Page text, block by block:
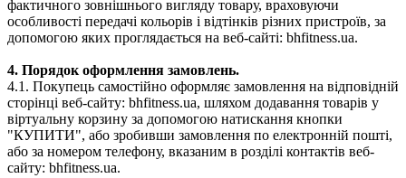
фактичного зовнішнього вигляду товару, враховуючи
особливості передачі кольорів і відтінків різних пристроїв, за
допомогою яких проглядається на веб-сайті: bhfitness.ua.
4. Порядок оформлення замовлень.
4.1. Покупець самостійно оформляє замовлення на відповідній
сторінці веб-сайту: bhfitness.ua, шляхом додавання товарів у
віртуальну корзину за допомогою натискання кнопки
"КУПИТИ", або зробивши замовлення по електронній пошті,
або за номером телефону, вказаним в розділі контактів веб-
сайту: bhfitness.ua.